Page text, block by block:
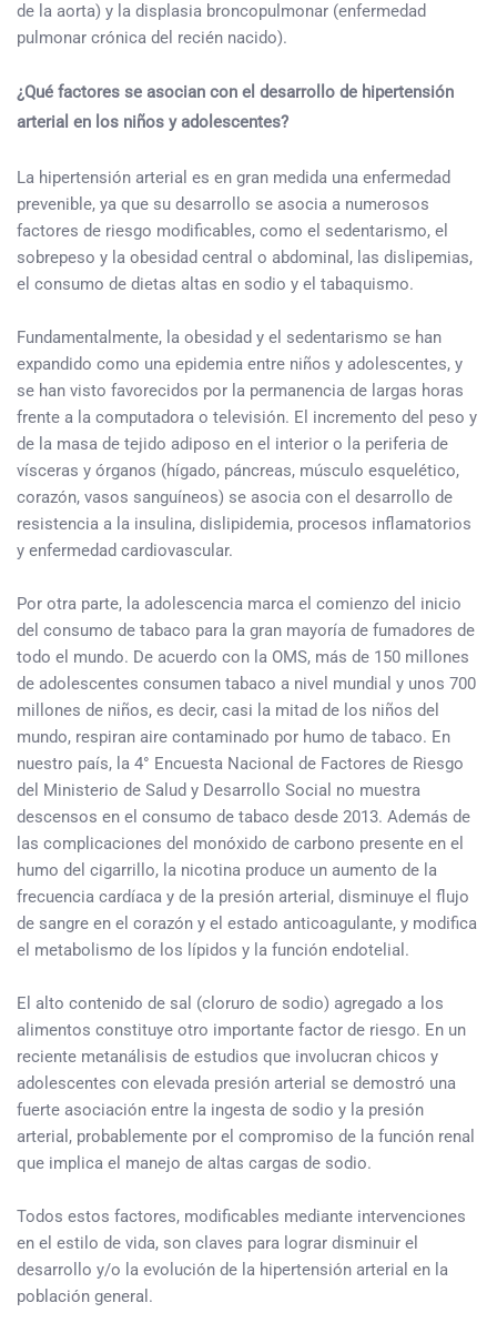
de la aorta) y la displasia broncopulmonar (enfermedad
pulmonar crónica del recién nacido).
¿Qué factores se asocian con el desarrollo de hipertensión
arterial en los niños y adolescentes?
La hipertensión arterial es en gran medida una enfermedad
prevenible, ya que su desarrollo se asocia a numerosos
factores de riesgo modificables, como el sedentarismo, el
sobrepeso y la obesidad central o abdominal, las dislipemias,
el consumo de dietas altas en sodio y el tabaquismo.
Fundamentalmente, la obesidad y el sedentarismo se han
expandido como una epidemia entre niños y adolescentes, y
se han visto favorecidos por la permanencia de largas horas
frente a la computadora o televisión. El incremento del peso y
de la masa de tejido adiposo en el interior o la periferia de
vísceras y órganos (hígado, páncreas, músculo esquelético,
corazón, vasos sanguíneos) se asocia con el desarrollo de
resistencia a la insulina, dislipidemia, procesos inflamatorios
y enfermedad cardiovascular.
Por otra parte, la adolescencia marca el comienzo del inicio
del consumo de tabaco para la gran mayoría de fumadores de
todo el mundo. De acuerdo con la OMS, más de 150 millones
de adolescentes consumen tabaco a nivel mundial y unos 700
millones de niños, es decir, casi la mitad de los niños del
mundo, respiran aire contaminado por humo de tabaco. En
nuestro país, la 4° Encuesta Nacional de Factores de Riesgo
del Ministerio de Salud y Desarrollo Social no muestra
descensos en el consumo de tabaco desde 2013. Además de
las complicaciones del monóxido de carbono presente en el
humo del cigarrillo, la nicotina produce un aumento de la
frecuencia cardíaca y de la presión arterial, disminuye el flujo
de sangre en el corazón y el estado anticoagulante, y modifica
el metabolismo de los lípidos y la función endotelial.
El alto contenido de sal (cloruro de sodio) agregado a los
alimentos constituye otro importante factor de riesgo. En un
reciente metanálisis de estudios que involucran chicos y
adolescentes con elevada presión arterial se demostró una
fuerte asociación entre la ingesta de sodio y la presión
arterial, probablemente por el compromiso de la función renal
que implica el manejo de altas cargas de sodio.
Todos estos factores, modificables mediante intervenciones
en el estilo de vida, son claves para lograr disminuir el
desarrollo y/o la evolución de la hipertensión arterial en la
población general.